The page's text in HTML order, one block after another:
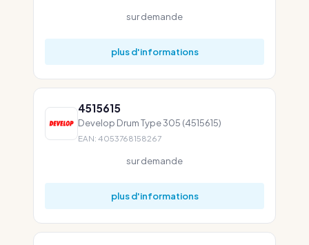
sur demande
plus d'informations
4515615
Develop Drum Type 305 (4515615)
EAN: 4053768158267
sur demande
plus d'informations